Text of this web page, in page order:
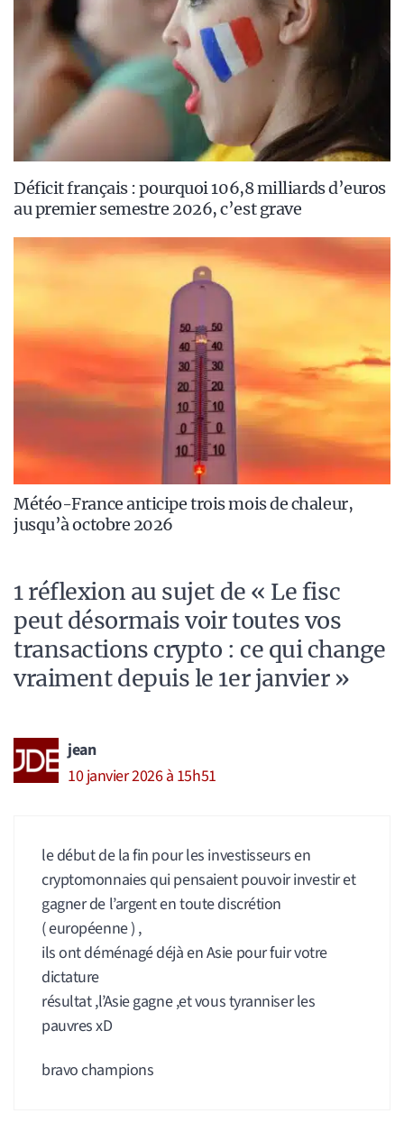
Déficit français : pourquoi 106,8 milliards d’euros
au premier semestre 2026, c’est grave
Météo-France anticipe trois mois de chaleur,
jusqu’à octobre 2026
1 réflexion au sujet de « Le fisc
peut désormais voir toutes vos
transactions crypto : ce qui change
vraiment depuis le 1er janvier »
jean
10 janvier 2026 à 15h51
le début de la fin pour les investisseurs en
cryptomonnaies qui pensaient pouvoir investir et
gagner de l’argent en toute discrétion
( européenne ) ,
ils ont déménagé déjà en Asie pour fuir votre
dictature
résultat ,l’Asie gagne ,et vous tyranniser les
pauvres xD
bravo champions